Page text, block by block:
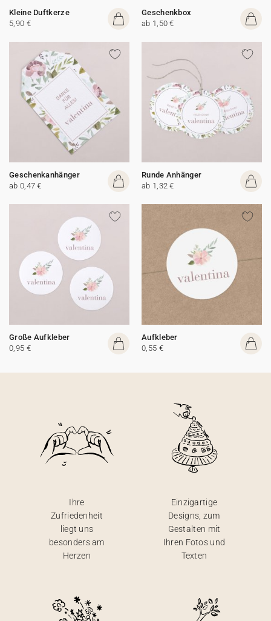
Kleine Duftkerze
5,90 €
Geschenkbox
ab 1,50 €
Geschenkanhänger
ab 0,47 €
Runde Anhänger
ab 1,32 €
Große Aufkleber
0,95 €
Aufkleber
0,55 €
Ihre
Zufriedenheit
liegt uns
besonders am
Herzen
Einzigartige
Designs, zum
Gestalten mit
Ihren Fotos und
Texten